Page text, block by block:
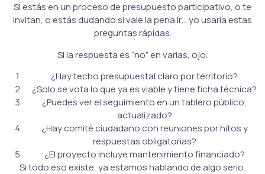
Si estás en un proceso de presupuesto participativo, o te
invitan, o estás dudando si vale la pena ir… yo usaría estas
preguntas rápidas.
Si la respuesta es “no” en varias, ojo.
¿Hay techo presupuestal claro por territorio?
¿Solo se vota lo que ya es viable y tiene ficha técnica?
¿Puedes ver el seguimiento en un tablero público,
actualizado?
¿Hay comité ciudadano con reuniones por hitos y
respuestas obligatorias?
¿El proyecto incluye mantenimiento financiado?
Si todo eso existe, ya estamos hablando de algo serio.